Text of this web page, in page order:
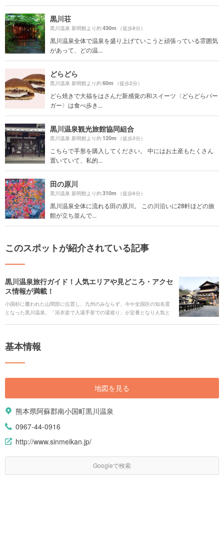
黒川荘
黒川温泉 新明館より約430m （徒歩8分）
黒川温泉全体で温泉を盛り上げていこうと頑張っている雰囲気
があって、どの温...
どらどら
黒川温泉 新明館より約60m （徒歩2分）
どら焼きで大福をはさんだ新感覚の和スイーツ〈どらどらバー
ガー〉は食べ歩き...
黒川温泉観光旅館協同組合
黒川温泉 新明館より約120m （徒歩3分）
こちらで手形を購入してください。 中にはお土産もたくさん
置いていて、私的...
田の原川
黒川温泉 新明館より約310m （徒歩6分）
黒川温泉全体に流れる田の原川。 この川沿いに28軒ほどの旅
館が立ち並んで...
このスポットが紹介されている記事
黒川温泉旅行ガイド！人気エリアや見どころ・アクセ
ス情報が満載！
小国杉に覆われた山間部に位置し、九州のみならず、今や全国区の知名度
となった黒川温泉。「浴衣姿で入湯手形での湯巡り」が定番となり人気と
くさんです。マイナスイオンがたっぷりの自然やパワースポット、フォト
基本情報
地図を見る
熊本県阿蘇郡南小国町黒川温泉
0967-44-0916
http://www.sinmeikan.jp/
Googleで検索